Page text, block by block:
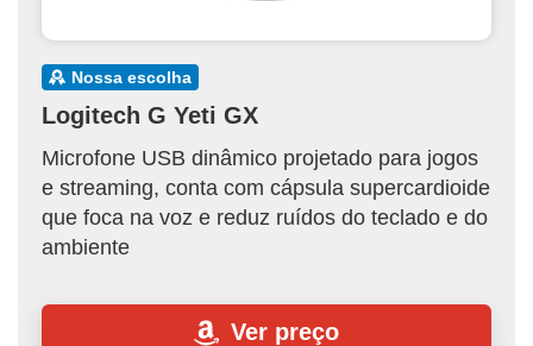
nossa escolha
Logitech G Yeti GX
Microfone USB dinâmico projetado para jogos
e streaming, conta com cápsula supercardioide
que foca na voz e reduz ruídos do teclado e do
ambiente
Ver preço